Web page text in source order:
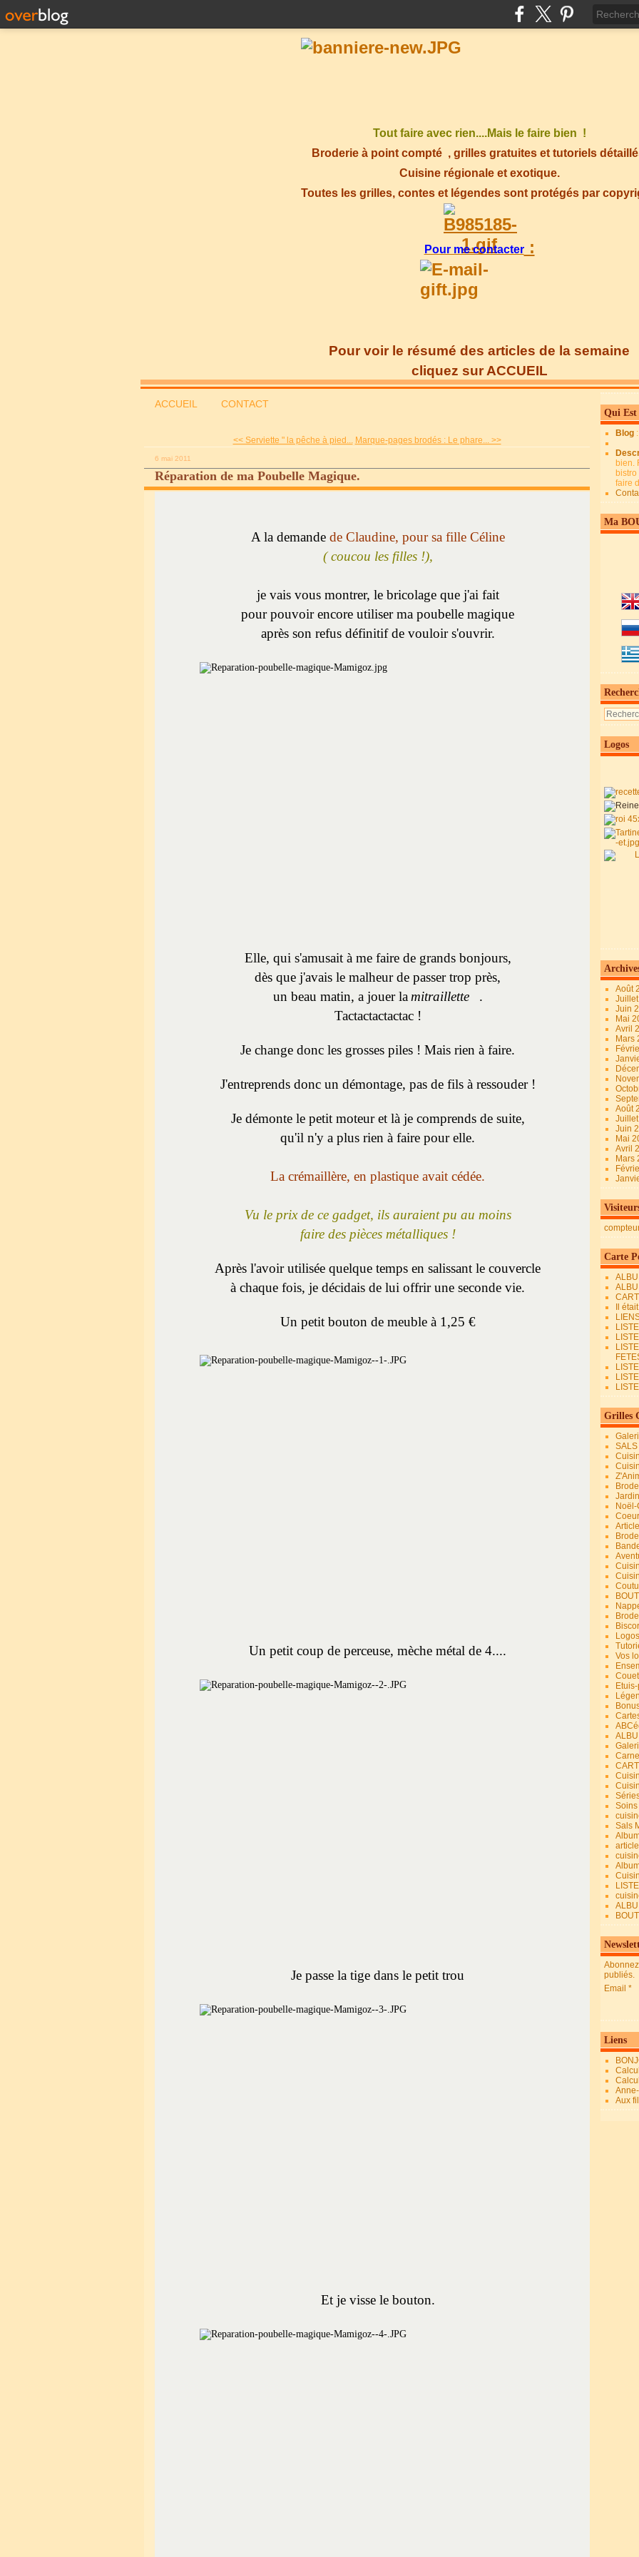
Tout faire avec rien....Mais le faire bien !
Broderie à point compté , grilles gratuites et tutoriels
Cuisine régionale et exotique.
Toutes les grilles, contes et légendes sont protégés par
Pour me contacter:
Pour voir le résumé des articles de la semaine
cliquez sur ACCUEIL
ACCUEIL CONTACT
<< Serviette " la pêche à pied... Marque-pages brodés : Le phare... >>
6 mai 2011
Réparation de ma Poubelle Magique.
A la demandede Claudine, pour sa fille Céline
( coucou les filles !),
je vais vous montrer, le bricolage que j'ai fait
pour pouvoir encore utiliser ma poubelle magique
après son refus définitif de vouloir s'ouvrir.
Elle, qui s'amusait à me faire de grands bonjours,
dès que j'avais le malheur de passer trop près,
un beau matin, a jouer la mitraillette
.
Tactactactactac !
Je change donc les grosses piles ! Mais rien à faire.
J'entreprends donc un démontage, pas de fils à ressouder !
Je démonte le petit moteur et là je comprends de suite,
qu'il n'y a plus rien à faire pour elle.
La crémaillère, en plastique avait cédée.
Vu le prix de ce gadget, ils auraient pu au moins
faire des pièces métalliques !
Après l'avoir utilisée quelque temps en salissant le couvercle
à chaque fois, je décidais de lui offrir une seconde vie.
Un petit bouton de meuble à 1,25 €
Un petit coup de perceuse, mèche métal de 4....
Je passe la tige dans le petit trou
Et je visse le bouton.
Qui Est
Blog
bien.
faire
Ma
Logos
Août
Juin
Mai
Avril
Mars
Août
Juin
Mai
Avril
Mars
Carte
Il
Grilles
Vos
Sals
article
publiés.
Email
Liens
Aux